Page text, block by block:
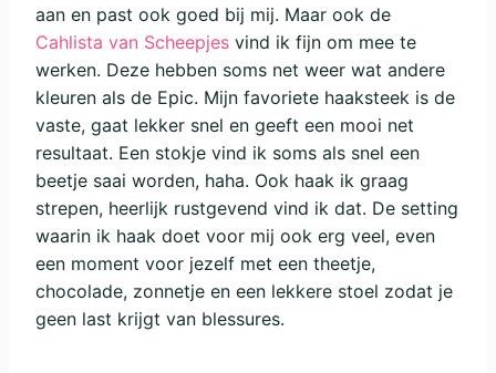
aan en past ook goed bij mij. Maar ook de
Cahlista van Scheepjes vind ik fijn om mee te
werken. Deze hebben soms net weer wat andere
kleuren als de Epic. Mijn favoriete haaksteek is de
vaste, gaat lekker snel en geeft een mooi net
resultaat. Een stokje vind ik soms als snel een
beetje saai worden, haha. Ook haak ik graag
strepen, heerlijk rustgevend vind ik dat. De setting
waarin ik haak doet voor mij ook erg veel, even
een moment voor jezelf met een theetje,
chocolade, zonnetje en een lekkere stoel zodat je
geen last krijgt van blessures.